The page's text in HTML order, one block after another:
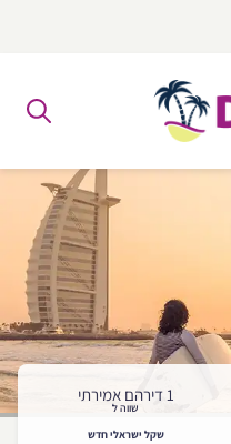
1 דירהם אמירתי
שווה ל
שקל ישראלי חדש